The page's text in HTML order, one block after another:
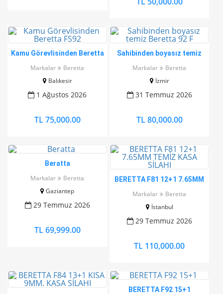
Kamu Görevlisinden Beretta
Markalar
Beretta
Balıkesir
1 Ağustos 2026
TL 75,000.00
Sahibinden boyasız temiz
Markalar
Beretta
İzmir
31 Temmuz 2026
TL 80,000.00
Beratta
Markalar
Beretta
Gaziantep
29 Temmuz 2026
TL 69,999.00
BERETTA F81 12+1 7.65MM
Markalar
Beretta
İstanbul
29 Temmuz 2026
TL 110,000.00
BERETTA F92 15+1